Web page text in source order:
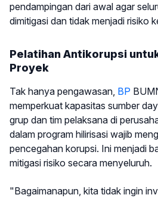
pendampingan dari awal agar
dimitigasi dan tidak menjadi risiko
Pelatihan Antikorupsi
Proyek
Tak hanya pengawasan, BP
memperkuat kapasitas sumber
grup dan tim pelaksana di
dalam program hilirisasi wajib
pencegahan korupsi. Ini menjadi
mitigasi risiko secara menyeluruh.
"Bagaimanapun, kita tidak ingin